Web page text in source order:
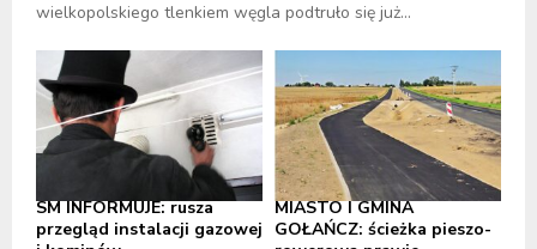
wielkopolskiego tlenkiem węgla podtruło się już...
SM INFORMUJE: rusza
przegląd instalacji gazowej
MIASTO I GMINA
GOŁAŃCZ: ścieżka pieszo-